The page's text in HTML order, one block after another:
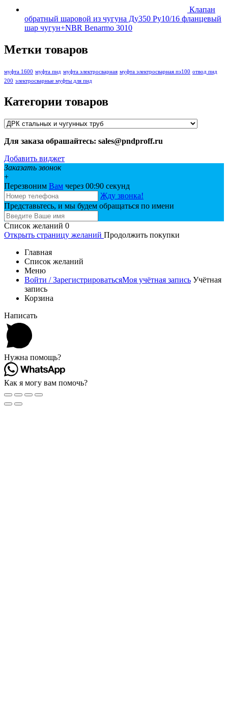
Клапан
обратный шаровой из чугуна Ду350 Ру10/16 фланцевый
шар чугун+NBR Benarmo 3010
Метки товаров
муфта 1600 муфта пнд муфта электросварная муфта электросварная пэ100 отвод пнд
200 электросварные муфты для пнд
Категории товаров
Для заказа обрашайтесь: sales@pndproff.ru
Добавить виджет
Заказать звонок
+
Перезвоним Вам через 00:90 секунд
Жду звонка!
Представьтесь, и мы будем обращаться по имени
Список желаний 0
Открыть страницу желаний Продолжить покупки
Главная
Список желаний
Меню
Войти / ЗарегистрироватьсяМоя учётная запись Учётная
запись
Корзина
Написать
Нужна помощь?
Как я могу вам помочь?